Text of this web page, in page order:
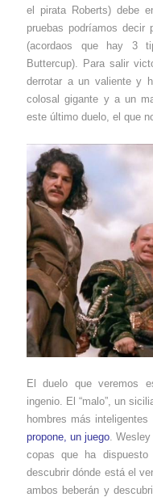
el pirata Roberts) debe
pruebas podríamos decir
(acordaos que hay 3
Buttercup). Para salir
derrotar a un valiente y
colosal gigante y a un
este último duelo, el que
El duelo que veremos
ingenio. El “malo”, un
hombres más
propone, un juego .
copas que ha
descubrir dónde está el
ambos beberán y